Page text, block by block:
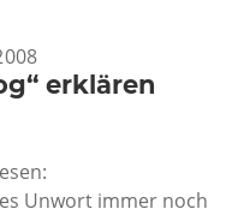
erklären
Unwort immer noch